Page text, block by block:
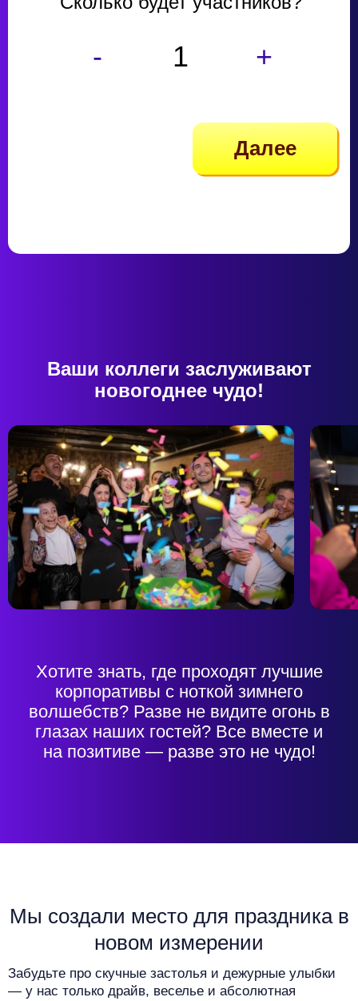
- +
Ваши коллеги заслуживают
новогоднее чудо!
Хотите знать, где проходят лучшие
корпоративы с ноткой зимнего
волшебств? Разве не видите огонь в
глазах наших гостей? Все вместе и
на позитиве — разве это не чудо!
Мы создали место для праздника в
новом измерении
Забудьте про скучные застолья и дежурные улыбки
— у нас только драйв, веселье и абсолютная